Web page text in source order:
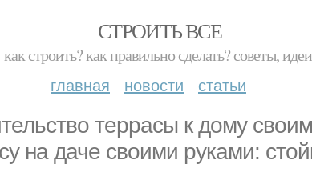
СТРОИТЬ ВСЕ
как строить? как правильно сделать? советы,
главная новости статьи
террасы к дому
на даче своими руками: